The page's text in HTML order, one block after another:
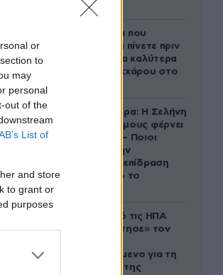
or
to
may
personal
out of the
List of
and store
to grant or
purposes
υγείας
5 ροφήματα που
μπορείτε να πίνετε πριν
τον ύπνο για καλύτερα
επίπεδα σακχάρου στο
Ζώδια σήμερα: Η Σελήνη
στους Διδύμους φέρνει
ανατροπές – Ποιοι
δέχονται την
ευεργετική επίδραση
του Δία από το
Ζευγάρι από τις ΗΠΑ
που «υιοθέτησε» τον
κατηγορούμενο για τη
δολοφονία της